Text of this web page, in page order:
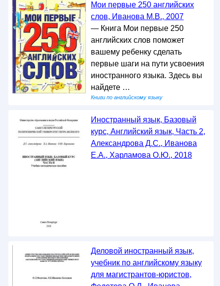
Мои первые 250 английских
слов, Иванова М.В., 2007
— Книга Мои первые 250
английских слов поможет
вашему ребенку сделать
первые шаги на пути усвоения
иностранного языка. Здесь вы
найдете …
Книги по английскому языку
Иностранный язык, Базовый
курс, Английский язык, Часть 2,
Александрова Д.С., Иванова
Е.А., Харламова О.Ю., 2018
Деловой иностранный язык,
учебник по английскому языку
для магистрантов-юристов,